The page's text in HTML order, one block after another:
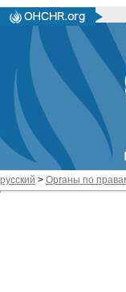
русский > Органы по